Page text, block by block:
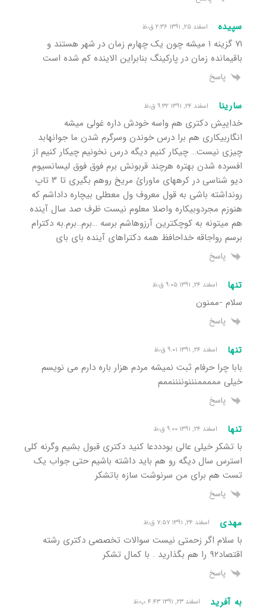
سپیده اسفند ۲۵, ۱۳۹۱ ۲:۳۶ ق٫ظ
۷۱ گزینه ۱ میشه چون یک چهارم زمان در شهر هستند و
باقیمانده زمان در پارکینگ بنابراین الاینده کم شده است
پاسخ
سارینا اسفند ۲۴, ۱۳۹۱ ۹:۳۲ ق٫ظ
خداییش دکتری هم واسه خودش داره غولی میشه
انگاربیکاری هم برا درس خوندن وسرگرم شدن ما جوانهابد
چیزی نیست… چیکار کنیم دیگه درس نخونیم چیکار کنیم از
افسرده شدن بهتره هرچند قربونش برم فوق فوق لیسانسیوم
دیو شناسی در کرههای ماورائ مریخ روهم بگیری تا ۳ تاپ
رونداشته باشی به قول معروف ول معطلی بیچاره داداشم که
هنوزم مجردوبیکاره واصلا معلوم نیست ظرف صد سال آینده
هم میتونه به کوچکترین آرزوهاشم برسه …برم..برم.به دکترام
برسم رواجاقه خداحافظ همه دکتراهای آینده بای بای
پاسخ
تنها اسفند ۲۴, ۱۳۹۱ ۹:۰۵ ق٫ظ
سلام -ممنون
پاسخ
تنها اسفند ۲۴, ۱۳۹۱ ۹:۰۱ ق٫ظ
بابا چرا حرفام ثبت نمیشه مردم هزار باره دارم می نویسم
خیلی مممممنننوننننممم
پاسخ
تنها اسفند ۲۴, ۱۳۹۱ ۹:۰۰ ق٫ظ
با تشکر خیلی عالی بودددعا کنید دکتری قبول بشیم وگرنه کلی
استرس سال دیگه رو هم باید داشته باشیم حتی جواب یک
تست هم برای من سرنوشت سازه باتشکر
پاسخ
مهدی اسفند ۲۴, ۱۳۹۱ ۷:۵۷ ق٫ظ
با سلام اگر زحمتی نیست سوالات تخصصی دکتری رشته
اقتصاد۹۲ را هم بگذارید . با کمال تشکر
پاسخ
به آفرید اسفند ۲۳, ۱۳۹۱ ۴:۴۳ ب٫ظ